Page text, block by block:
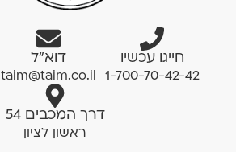
חייגו עכשיו
1-700-70-42-42
דוא”ל
taim@taim.co.il
דרך המכבים 54
ראשון לציון